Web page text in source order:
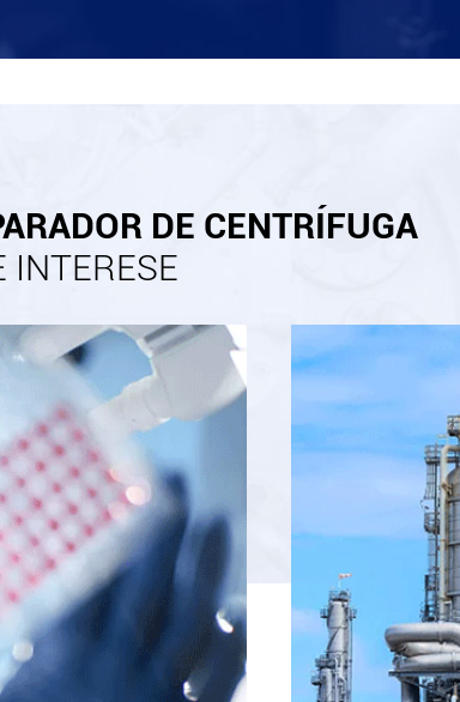
DE CENTRÍFUGA
INTERESE